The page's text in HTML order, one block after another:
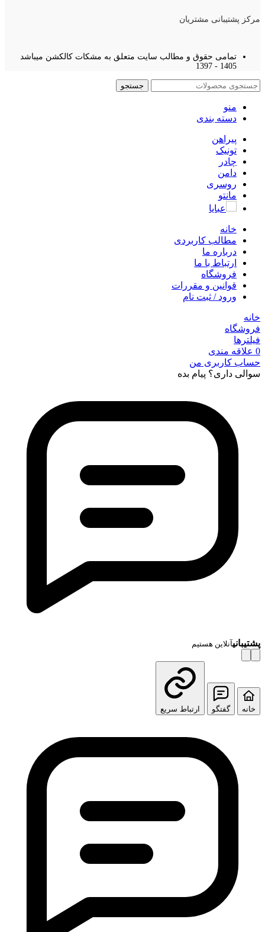
مرکز پشتیبانی مشتریان
تمامی حقوق و مطالب سایت متعلق به مشکات کالکشن میباشد
1405 - 1397
جستجو
منو
دسته بندی
پیراهن
تونیک
چادر
دامن
روسری
مانتو
عبایا
خانه
مطالب کاربردی
درباره ما
ارتباط با ما
فروشگاه
قوانین و مقررات
ورود / ثبت نام
خانه
فروشگاه
فیلترها
0 علاقه مندی
حساب کاربری من
سوالی داری؟ پیام بده
پشتیبانیآنلاین هستیم
خانه گفتگو ارتباط سریع